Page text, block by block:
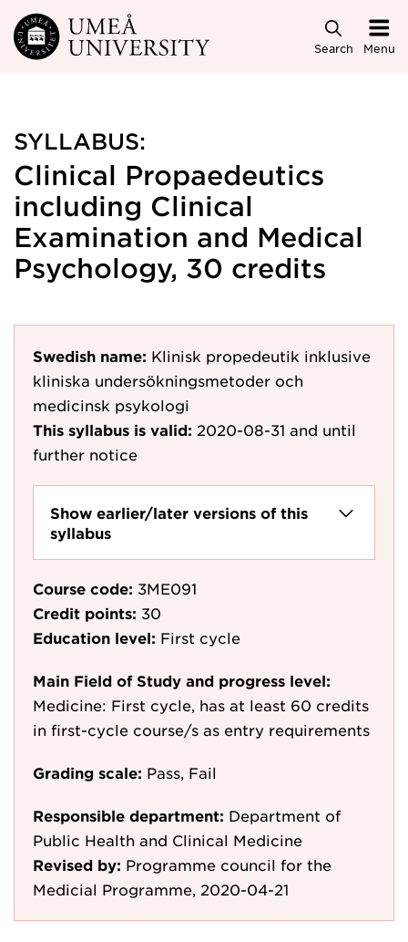
Skip to main content
Search Menu
SYLLABUS:
Clinical Propaedeutics
including Clinical
Examination and Medical
Psychology, 30 credits
Swedish name: Klinisk propedeutik inklusive
kliniska undersökningsmetoder och
medicinsk psykologi
This syllabus is valid: 2020-08-31 and until
further notice
Show earlier/later versions of this
syllabus
Course code: 3ME091
Credit points: 30
Education level: First cycle
Main Field of Study and progress level:
Medicine: First cycle, has at least 60 credits
in first-cycle course/s as entry requirements
Grading scale: Pass, Fail
Responsible department: Department of
Public Health and Clinical Medicine
Revised by: Programme council for the
Medicial Programme, 2020-04-21